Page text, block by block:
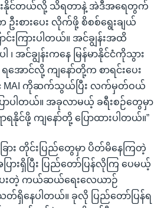
းနိုင်တယ်လို့ သိရတာနဲ့ အဲဒီအရေတွက်
းစားပေး လိုက်ဖို့ စိစစ်ရွေးချယ်
ကြားပါတယ်။ အင်ချွန်းအထိ
အင်ချွန်းကနေ မြန်မာနိုင်ငံကိုသွား
ာင်လို့ ကျနော်တို့က စာရင်းပေး
င် MAI ကိုဆက်သွယ်ပြီး လက်မှတ်ဝယ်
ောပါတယ်။ အခုလာမယ့် ခရီးစဉ်တွေမှာ
နိုင်ဖို့ ကျနော်တို့ ပြောထားပါတယ်။”
ြား တိုင်းပြည်တွေမှာ ပိတ်မိနေကြတဲ့
ပြားရှိပြီး ပြည်တော်ပြန်လိုကြ ပေမယ့်
ေးတဲ့ ကယ်ဆယ်ရေးလေယာဉ်
ေပါတယ်။ ခုလို ပြည်တော်ပြန်ရ